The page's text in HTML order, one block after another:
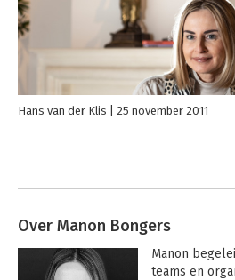
Hans van der Klis 25 november 2011
Over Manon Bongers
Manon
teams en